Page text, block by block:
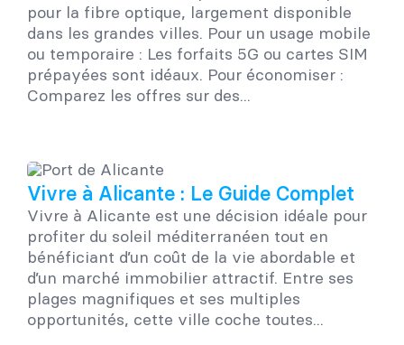
pour la fibre optique, largement disponible
dans les grandes villes. Pour un usage mobile
ou temporaire : Les forfaits 5G ou cartes SIM
prépayées sont idéaux. Pour économiser :
Comparez les offres sur des...
Vivre à Alicante : Le Guide Complet
Vivre à Alicante est une décision idéale pour
profiter du soleil méditerranéen tout en
bénéficiant d’un coût de la vie abordable et
d’un marché immobilier attractif. Entre ses
plages magnifiques et ses multiples
opportunités, cette ville coche toutes...